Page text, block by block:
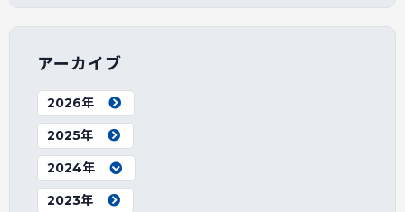
アーカイブ
2026年
2025年
2024年
2023年